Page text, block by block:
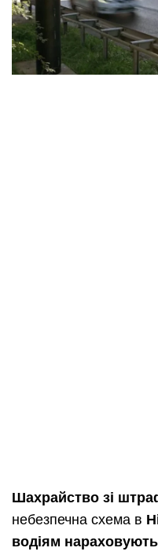
Шахрайство зі
небезпечна схема в
водіям